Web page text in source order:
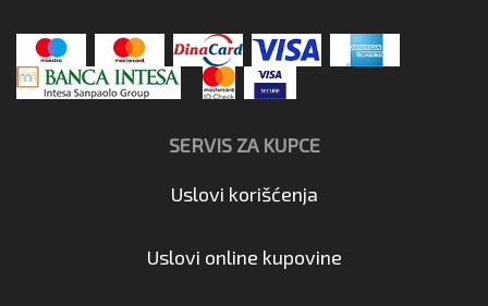
SERVIS ZA KUPCE
Uslovi korišćenja
Uslovi online kupovine